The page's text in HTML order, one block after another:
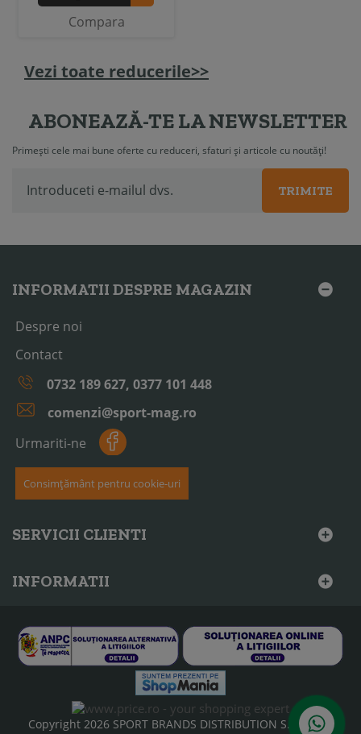
Compara
Vezi toate reducerile>>
ABONEAZĂ-TE LA NEWSLETTER
Primești cele mai bune oferte cu reduceri, sfaturi și articole cu noutăți!
TRIMITE
INFORMATII DESPRE MAGAZIN
Despre noi
Contact
0732 189 627, 0377 101 448
comenzi@sport-mag.ro
Urmariti-ne
Consimțământ pentru cookie-uri
SERVICII CLIENTI
INFORMATII
Copyright 2026 SPORT BRANDS DISTRIBUTION S.R.L, CUI: